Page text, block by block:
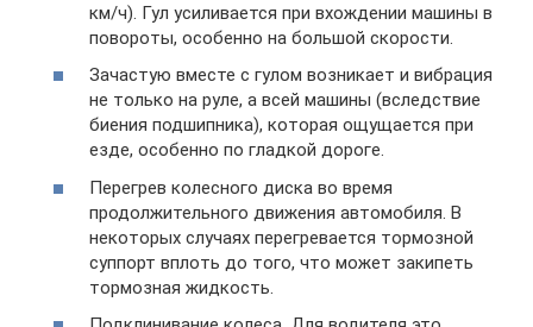
км/ч). Гул усиливается при вхождении машины в
повороты, особенно на большой скорости.
Зачастую вместе с гулом возникает и вибрация
не только на руле, а всей машины (вследствие
биения подшипника), которая ощущается при
езде, особенно по гладкой дороге.
Перегрев колесного диска во время
продолжительного движения автомобиля. В
некоторых случаях перегревается тормозной
суппорт вплоть до того, что может закипеть
тормозная жидкость.